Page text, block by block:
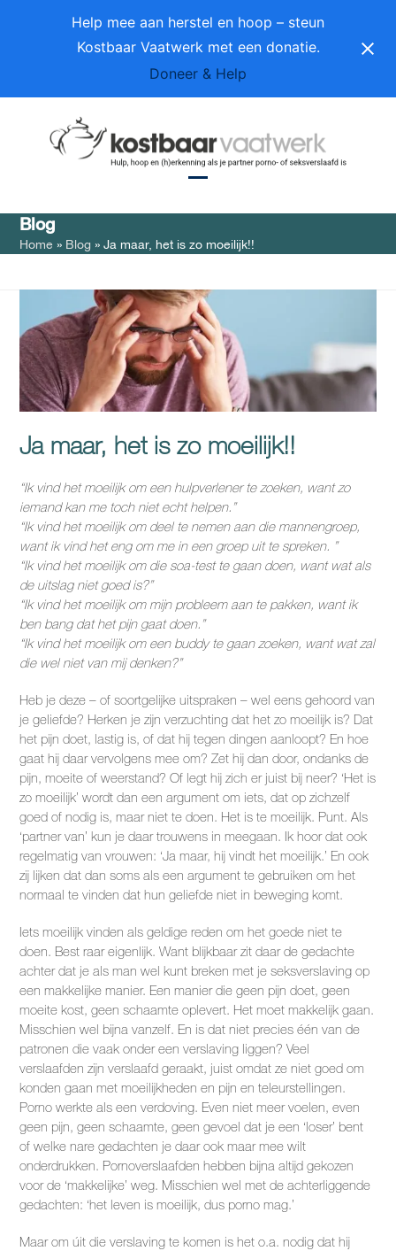
Help mee aan herstel en hoop – steun
Kostbaar Vaatwerk met een donatie.
Doneer & Help
menu
menu
Blog
Home » Blog »Ja maar, het is zo moeilijk!!
Ja maar, het is zo moeilijk!!
“Ik vind het moeilijk om een hulpverlener te zoeken, want zo
iemand kan me toch niet echt helpen.”
“Ik vind het moeilijk om deel te nemen aan die mannengroep,
want ik vind het eng om me in een groep uit te spreken. ”
“Ik vind het moeilijk om die soa-test te gaan doen, want wat als
de uitslag niet goed is?”
“Ik vind het moeilijk om mijn probleem aan te pakken, want ik
ben bang dat het pijn gaat doen.”
“Ik vind het moeilijk om een buddy te gaan zoeken, want wat zal
die wel niet van mij denken?”
Heb je deze – of soortgelijke uitspraken – wel eens gehoord van
je geliefde? Herken je zijn verzuchting dat het zo moeilijk is? Dat
het pijn doet, lastig is, of dat hij tegen dingen aanloopt? En hoe
gaat hij daar vervolgens mee om? Zet hij dan door, ondanks de
pijn, moeite of weerstand? Of legt hij zich er juist bij neer? ‘Het is
zo moeilijk’ wordt dan een argument om iets, dat op zichzelf
goed of nodig is, maar niet te doen. Het is te moeilijk. Punt. Als
‘partner van’ kun je daar trouwens in meegaan. Ik hoor dat ook
regelmatig van vrouwen: ‘Ja maar, hij vindt het moeilijk.’ En ook
zij lijken dat dan soms als een argument te gebruiken om het
normaal te vinden dat hun geliefde niet in beweging komt.
Iets moeilijk vinden als geldige reden om het goede niet te
doen. Best raar eigenlijk. Want blijkbaar zit daar de gedachte
achter dat je als man wel kunt breken met je seksverslaving op
een makkelijke manier. Een manier die geen pijn doet, geen
moeite kost, geen schaamte oplevert. Het moet makkelijk gaan.
Misschien wel bijna vanzelf. En is dat niet precies één van de
patronen die vaak onder een verslaving liggen? Veel
verslaafden zijn verslaafd geraakt, juist omdat ze niet goed om
konden gaan met moeilijkheden en pijn en teleurstellingen.
Porno werkte als een verdoving. Even niet meer voelen, even
geen pijn, geen schaamte, geen gevoel dat je een ‘loser’ bent
of welke nare gedachten je daar ook maar mee wilt
onderdrukken. Pornoverslaafden hebben bijna altijd gekozen
voor de ‘makkelijke’ weg. Misschien wel met de achterliggende
gedachten: ‘het leven is moeilijk, dus porno mag.’
Maar om úit die verslaving te komen is het o.a. nodig dat hij